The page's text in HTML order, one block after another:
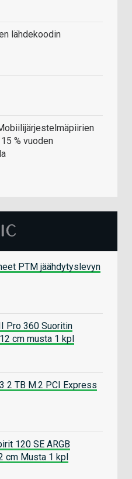
lähdekoodin
% vuoden
PTM jäähdytyslevyn
Pro 360 Suoritin
cm musta 1 kpl
2 TB M.2 PCI Express
120 SE ARGB
cm Musta 1 kpl